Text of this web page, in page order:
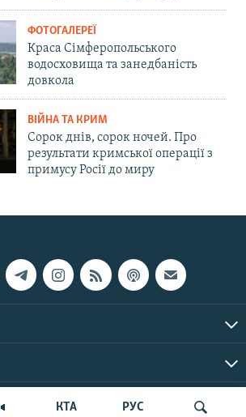
КТА РУС
ФОТОГАЛЕРЕЇ
Краса Сімферопольського
водосховища та занедбаність
довкола
ВІЙНА ТА КРИМ
Сорок днів, сорок ночей. Про
результати кримської операції з
примусу Росії до миру
© Крим.Реалії, 2026 | Усі права застережено.